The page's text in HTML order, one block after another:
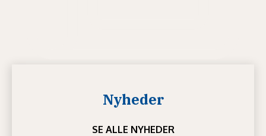
Nyheder
SE ALLE NYHEDER